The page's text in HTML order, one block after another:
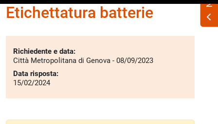
Etichettatura batterie
Richiedente e data:
Città Metropolitana di Genova - 08/09/2023
Data risposta:
15/02/2024